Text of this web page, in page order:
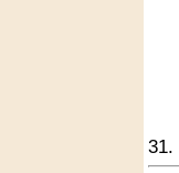
31.